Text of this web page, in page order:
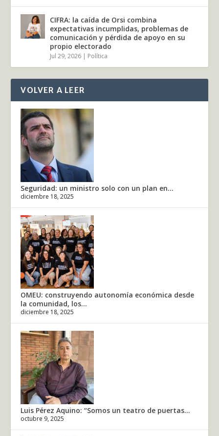
CIFRA: la caída de Orsi combina
expectativas incumplidas, problemas de
comunicación y pérdida de apoyo en su
propio electorado
Jul 29, 2026 | Política
VOLVER A LEER
Seguridad: un ministro solo con un plan en...
diciembre 18, 2025
OMEU: construyendo autonomía económica desde
la comunidad, los...
diciembre 18, 2025
Luis Pérez Aquino: “Somos un teatro de puertas...
octubre 9, 2025